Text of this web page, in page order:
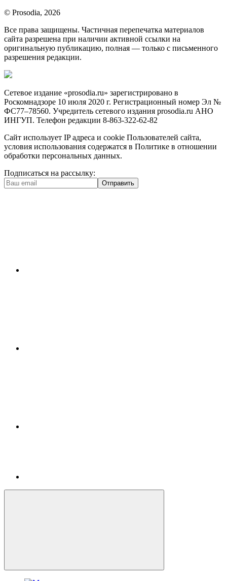
© Prosodia, 2026
Все права защищены. Частичная перепечатка материалов
сайта разрешена при наличии активной ссылки на
оригинальную публикацию, полная — только с письменного
разрешения редакции.
Сетевое издание «prosodia.ru» зарегистрировано в
Роскомнадзоре 10 июля 2020 г. Регистрационный номер Эл №
ФС77–78560. Учредитель сетевого издания prosodia.ru АНО
ИНГУП. Телефон редакции 8-863-322-62-82
Сайт использует IP адреса и cookie Пользователей сайта,
условия использования содержатся в Политике в отношении
обработки персональных данных.
Подписаться на рассылку:
Отправить